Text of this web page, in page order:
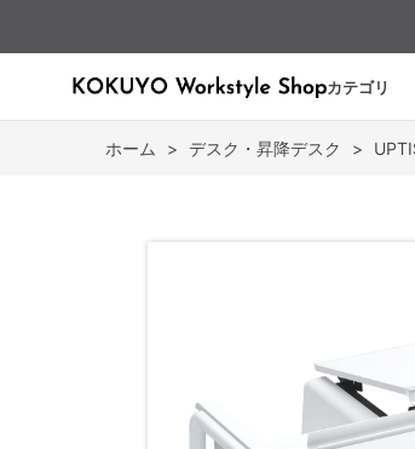
カテゴリ
ホーム > デスク・昇降デスク >